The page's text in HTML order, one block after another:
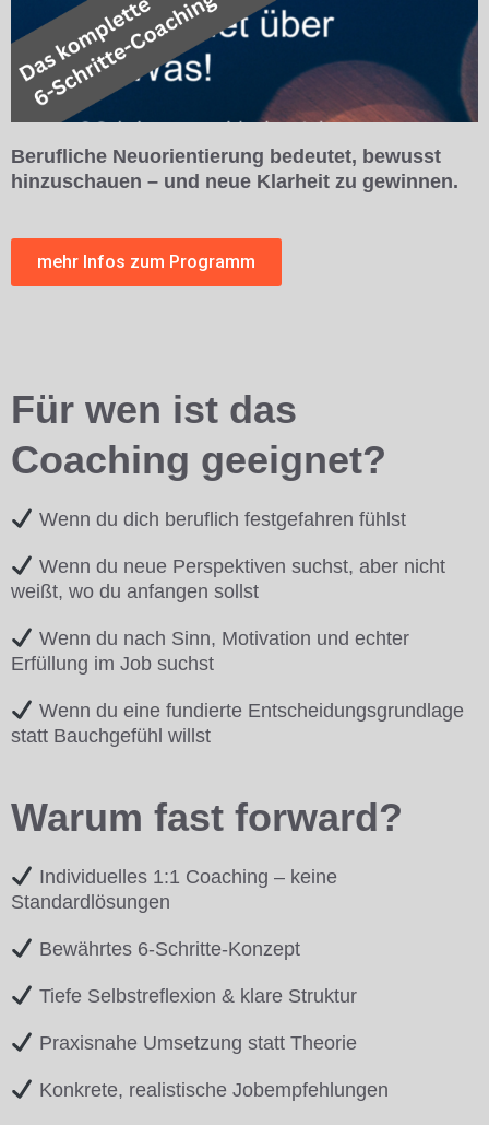
Berufliche Neuorientierung bedeutet, bewusst
hinzuschauen – und neue Klarheit zu gewinnen.
mehr Infos zum Programm
Für wen ist das
Coaching geeignet?
Wenn du dich beruflich festgefahren fühlst
Wenn du neue Perspektiven suchst, aber nicht
weißt, wo du anfangen sollst
Wenn du nach Sinn, Motivation und echter
Erfüllung im Job suchst
Wenn du eine fundierte Entscheidungsgrundlage
statt Bauchgefühl willst
Warum fast forward?
Individuelles 1:1 Coaching – keine
Standardlösungen
Bewährtes 6-Schritte-Konzept
Tiefe Selbstreflexion & klare Struktur
Praxisnahe Umsetzung statt Theorie
Konkrete, realistische Jobempfehlungen